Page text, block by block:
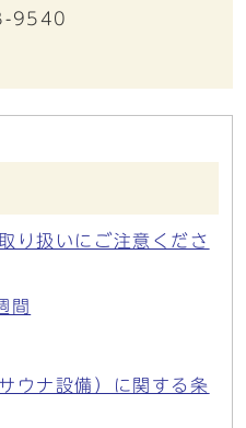
9540
り扱いにご注意くださ
間
ウナ設備）に関する条